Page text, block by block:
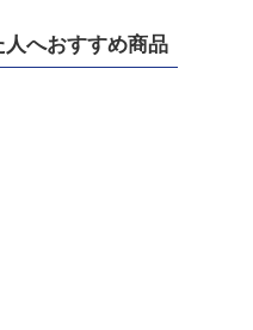
へおすすめ商品